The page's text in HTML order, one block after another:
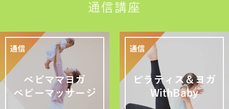
通信講座
ベビママヨガ
ベビーマッサージ
ピラティス＆ヨガ
WithBaby